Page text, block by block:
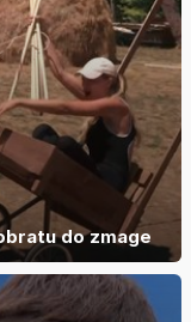
do zmage